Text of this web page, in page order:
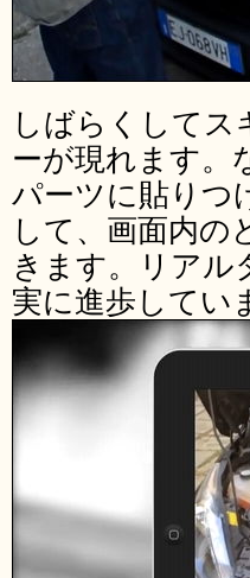
しばらくしてス
ーが現れます。
パーツに貼りつ
して、画面内の
きます。リアル
実に進歩してい